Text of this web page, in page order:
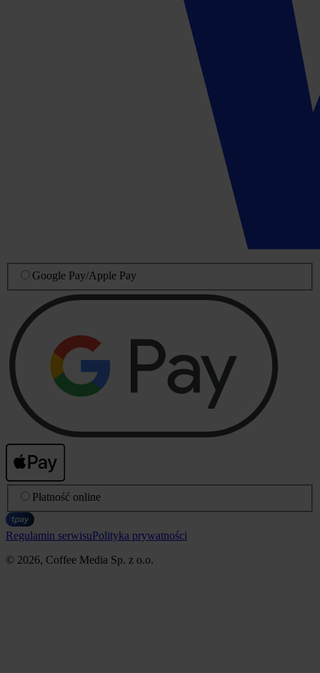
Google Pay/Apple Pay
Płatność online
Regulamin serwisuPolityka prywatności
© 2026, Coffee Media Sp. z o.o.